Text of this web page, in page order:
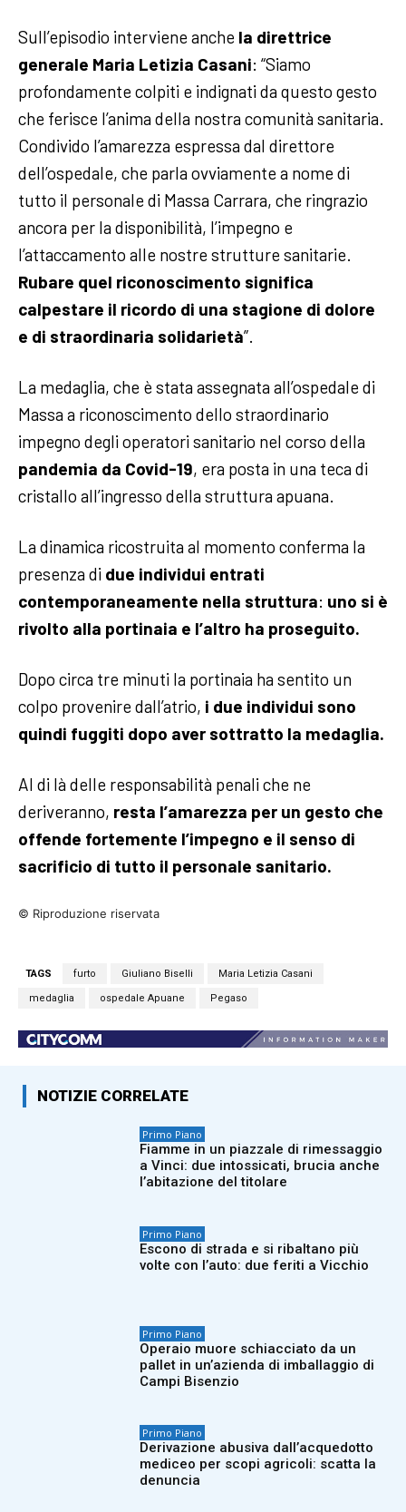
Sull’episodio interviene anche la direttrice
generale Maria Letizia Casani: “Siamo
profondamente colpiti e indignati da questo gesto
che ferisce l’anima della nostra comunità sanitaria.
Condivido l’amarezza espressa dal direttore
dell’ospedale, che parla ovviamente a nome di
tutto il personale di Massa Carrara, che ringrazio
ancora per la disponibilità, l’impegno e
l’attaccamento alle nostre strutture sanitarie.
Rubare quel riconoscimento significa
calpestare il ricordo di una stagione di dolore
e di straordinaria solidarietà”.
La medaglia, che è stata assegnata all’ospedale di
Massa a riconoscimento dello straordinario
impegno degli operatori sanitario nel corso della
pandemia da Covid-19, era posta in una teca di
cristallo all’ingresso della struttura apuana.
La dinamica ricostruita al momento conferma la
presenza di due individui entrati
contemporaneamente nella struttura: uno si è
rivolto alla portinaia e l’altro ha proseguito.
Dopo circa tre minuti la portinaia ha sentito un
colpo provenire dall’atrio, i due individui sono
quindi fuggiti dopo aver sottratto la medaglia.
Al di là delle responsabilità penali che ne
deriveranno, resta l’amarezza per un gesto che
offende fortemente l’impegno e il senso di
sacrificio di tutto il personale sanitario.
© Riproduzione riservata
TAGS furto Giuliano Biselli Maria Letizia Casani
medaglia ospedale Apuane Pegaso
NOTIZIE CORRELATE
Primo Piano
Fiamme in un piazzale di rimessaggio
a Vinci: due intossicati, brucia anche
l’abitazione del titolare
Primo Piano
Escono di strada e si ribaltano più
volte con l’auto: due feriti a Vicchio
Primo Piano
Operaio muore schiacciato da un
pallet in un’azienda di imballaggio di
Campi Bisenzio
Primo Piano
Derivazione abusiva dall’acquedotto
mediceo per scopi agricoli: scatta la
denuncia